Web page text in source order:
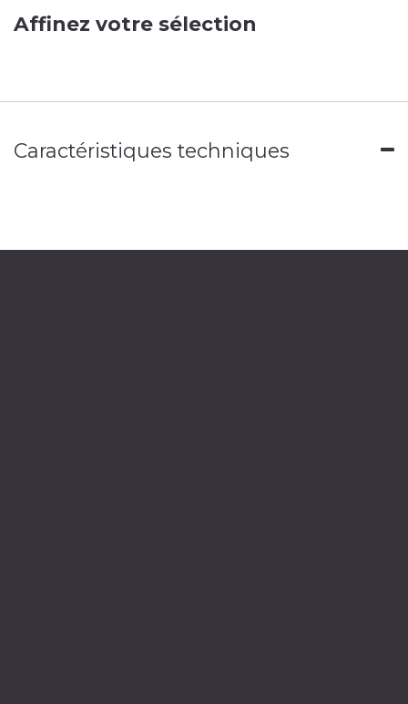
Affinez votre sélection
Caractéristiques techniques